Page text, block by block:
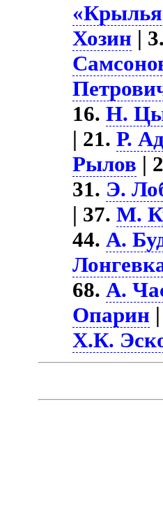
«Крылья
Хозин |
16.Н.
| 21.Р.
Рылов |
31. Э.
| 37.М.
44.А.
68.А.
Опарин
Х.К.